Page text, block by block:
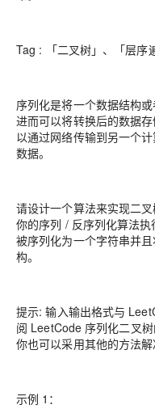
Tag : 「二叉树」、「层序
序列化是将一个数据结构
进而可以将转换后的数据
以通过网络传输到另一个
数据。
请设计一个算法来实现二
你的序列 / 反序列化算法
被序列化为一个字符串并
构。
提示: 输入输出格式与
阅 LeetCode 序列化二叉
你也可以采用其他的方法解
示例 1：